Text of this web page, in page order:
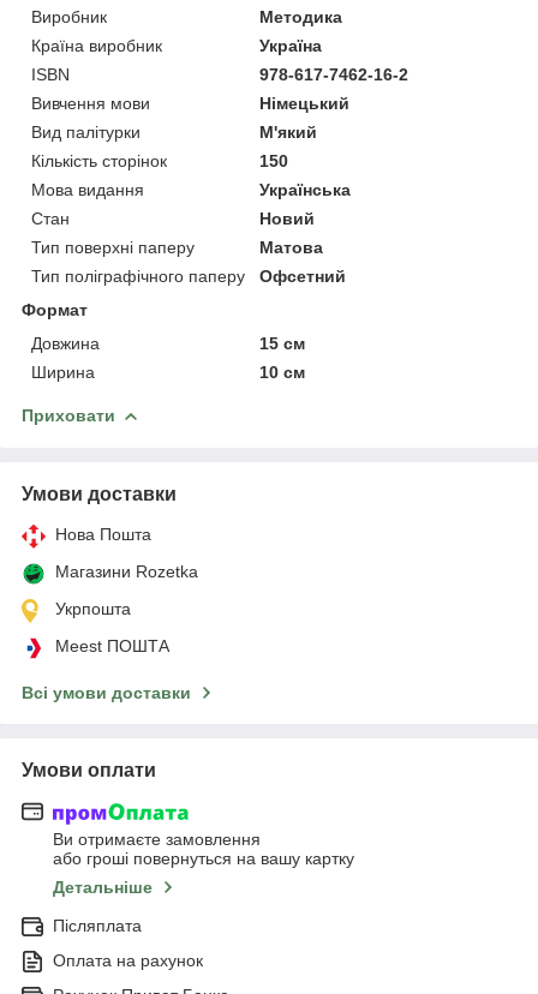
Виробник
Методика
Країна виробник
Україна
ISBN
978-617-7462-16-2
Вивчення мови
Німецький
Вид палітурки
М'який
Кількість сторінок
150
Мова видання
Українська
Стан
Новий
Тип поверхні паперу
Матова
Тип поліграфічного паперу
Офсетний
Формат
Довжина
15 см
Ширина
10 см
Приховати
Умови доставки
Нова Пошта
Магазини Rozetka
Укрпошта
Meest ПОШТА
Всі умови доставки
Умови оплати
Ви отримаєте замовлення
або гроші повернуться на вашу картку
Детальніше
Післяплата
Оплата на рахунок